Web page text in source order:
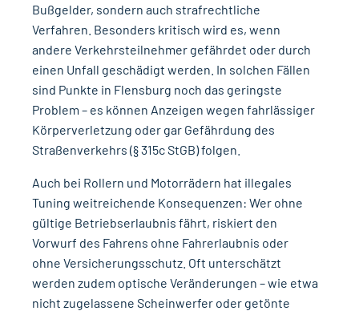
Bußgelder, sondern auch strafrechtliche
Verfahren. Besonders kritisch wird es, wenn
andere Verkehrsteilnehmer gefährdet oder durch
einen Unfall geschädigt werden. In solchen Fällen
sind Punkte in Flensburg noch das geringste
Problem – es können Anzeigen wegen fahrlässiger
Körperverletzung oder gar Gefährdung des
Straßenverkehrs (§ 315c StGB) folgen.
Auch bei Rollern und Motorrädern hat illegales
Tuning weitreichende Konsequenzen: Wer ohne
gültige Betriebserlaubnis fährt, riskiert den
Vorwurf des Fahrens ohne Fahrerlaubnis oder
ohne Versicherungsschutz. Oft unterschätzt
werden zudem optische Veränderungen – wie etwa
nicht zugelassene Scheinwerfer oder getönte